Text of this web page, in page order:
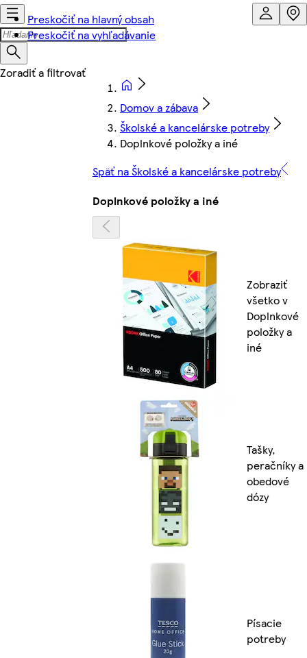
Preskočiť na hlavný obsah
Preskočiť na vyhľadávanie
Domov a zábava
Školské a kancelárske potreby
Doplnkové položky a iné
Späť na Školské a kancelárske potreby
Doplnkové položky a iné
Zobraziť
všetko v
Doplnkové
položky a
iné
Tašky,
peračníky a
obedové
dózy
Písacie
potreby